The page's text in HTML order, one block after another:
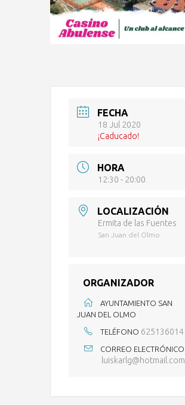
FECHA
18 Jul 2020
¡Caducado!
HORA
12:30 - 20:00
LOCALIZACIÓN
Ermita de las Fuentes
San Juan del Olmo
ORGANIZADOR
AYUNTAMIENTO SAN
JUAN DEL OLMO
TELÉFONO 625136014
CORREO ELECTRÓNICO
luiskarlg@hotmail.com